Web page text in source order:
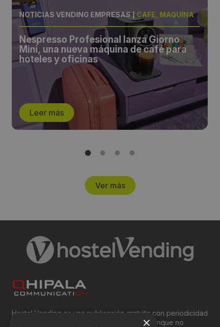
NOTICIAS VENDING EMPRESAS|CAFÉ, MÁQUINA
Nespresso Profesional lanza Giorno
Mini, una nueva máquina de café para
hoteles y oficinas
Leer más
Ver más
Hostel Vending es una publicación gratuita con periodicidad
bimensual y que está orientada, principal, aunque no
×